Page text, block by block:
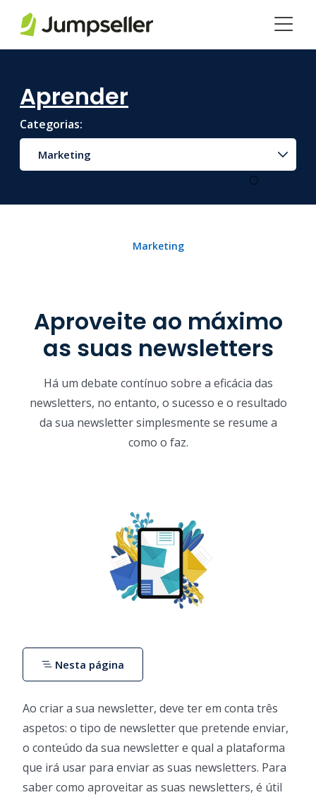
Aprender
Categorias:
Marketing
Marketing
Aproveite ao máximo
as suas newsletters
Há um debate contínuo sobre a eficácia das
newsletters, no entanto, o sucesso e o resultado
da sua newsletter simplesmente se resume a
como o faz.
Ao criar a sua newsletter, deve ter em conta três
aspetos: o tipo de newsletter que pretende enviar,
o conteúdo da sua newsletter e qual a plataforma
que irá usar para enviar as suas newsletters. Para
saber como aproveitar as suas newsletters, é útil
Nesta página